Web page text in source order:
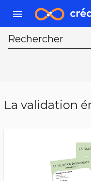
menu
Rechercher
La validation